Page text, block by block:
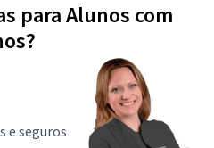
para Alunos com
e seguros